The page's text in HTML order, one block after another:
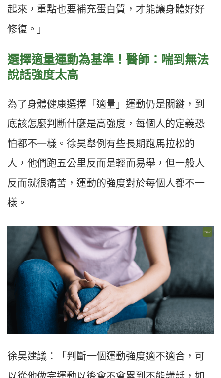
起來，重點也要補充蛋白質，才能讓身體好好
修復。」
選擇適量運動為基準！醫師：喘到無法
說話強度太高
為了身體健康選擇「適量」運動仍是關鍵，到
底該怎麼判斷什麼是高強度，每個人的定義恐
怕都不一樣。徐昊舉例有些長期跑馬拉松的
人，他們跑五公里反而是輕而易舉，但一般人
反而就很痛苦，運動的強度對於每個人都不一
樣。
徐昊建議：「判斷一個運動強度適不適合，可